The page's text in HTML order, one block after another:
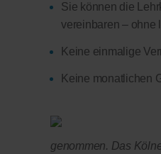
Sie können die
vereinbaren – ohne
Keine einmalige
Keine monatlichen
genommen. Das